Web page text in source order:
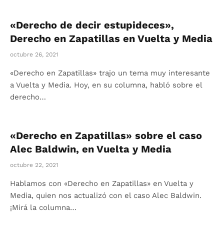
«Derecho de decir estupideces»,
Derecho en Zapatillas en Vuelta y Media
octubre 26, 2021
«Derecho en Zapatillas» trajo un tema muy interesante
a Vuelta y Media. Hoy, en su columna, habló sobre el
derecho…
«Derecho en Zapatillas» sobre el caso
Alec Baldwin, en Vuelta y Media
octubre 22, 2021
Hablamos con «Derecho en Zapatillas» en Vuelta y
Media, quien nos actualizó con el caso Alec Baldwin.
¡Mirá la columna…